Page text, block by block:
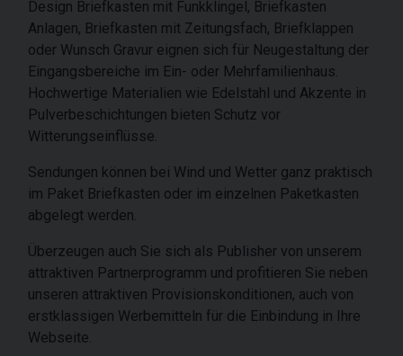
Design Briefkasten mit Funkklingel, Briefkasten
Anlagen, Briefkasten mit Zeitungsfach, Briefklappen
oder Wunsch Gravur eignen sich für Neugestaltung der
Eingangsbereiche im Ein- oder Mehrfamilienhaus.
Hochwertige Materialien wie Edelstahl und Akzente in
Pulverbeschichtungen bieten Schutz vor
Witterungseinflüsse.
Sendungen können bei Wind und Wetter ganz praktisch
im Paket Briefkasten oder im einzelnen Paketkasten
abgelegt werden.
Überzeugen auch Sie sich als Publisher von unserem
attraktiven Partnerprogramm und profitieren Sie neben
unseren attraktiven Provisionskonditionen, auch von
erstklassigen Werbemitteln für die Einbindung in Ihre
Webseite.